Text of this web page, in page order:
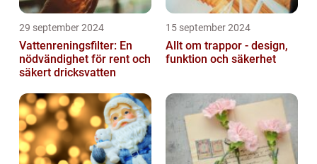
29 september 2024
Vattenreningsfilter: En
nödvändighet för rent och
säkert dricksvatten
15 september 2024
Allt om trappor - design,
funktion och säkerhet